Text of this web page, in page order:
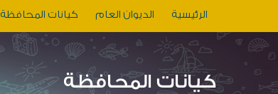
الرئيسية الديوان العام كيانات المحافظة
كيانات المحافظة